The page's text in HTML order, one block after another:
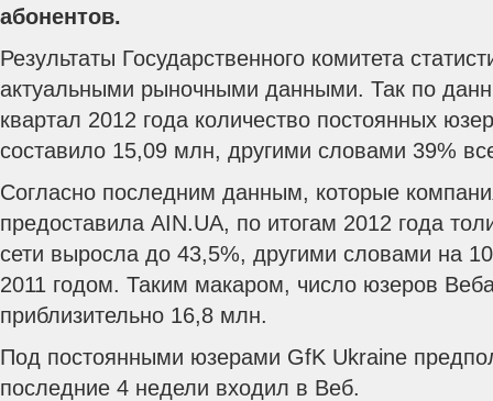
абонентов.
Результаты Государственного комитета
актуальными рыночными данными. Так по
квартал 2012 года количество постоянных
составило 15,09 млн, другими словами 39%
Согласно последним данным, которые
предоставила AIN.UA, по итогам 2012 года
сети выросла до 43,5%, другими словами на
2011 годом. Таким макаром, число юзеров
приблизительно 16,8 млн.
Под постоянными юзерами GfK Ukraine
последние 4 недели входил в Веб.